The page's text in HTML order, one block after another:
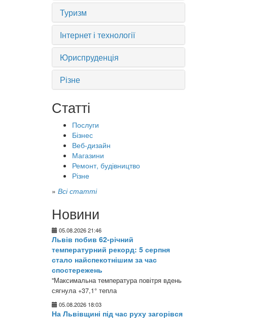
Туризм
Інтернет і технології
Юриспруденція
Різне
Статті
Послуги
Бізнес
Веб-дизайн
Магазини
Ремонт, будівництво
Різне
» Всі статті
Новини
05.08.2026 21:46
Львів побив 62-річний
температурний рекорд: 5 серпня
стало найспекотнішим за час
спостережень
"Максимальна температура повітря вдень
сягнула +37,1° тепла
05.08.2026 18:03
На Львівщині під час руху загорівся